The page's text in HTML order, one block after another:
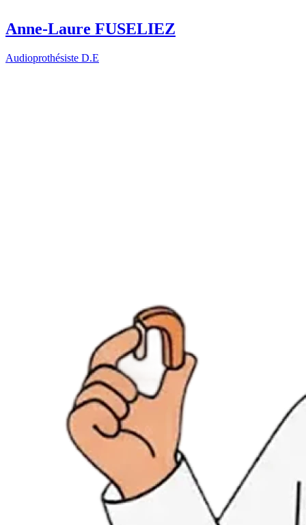
Anne-Laure FUSELIEZ
Audioprothésiste D.E